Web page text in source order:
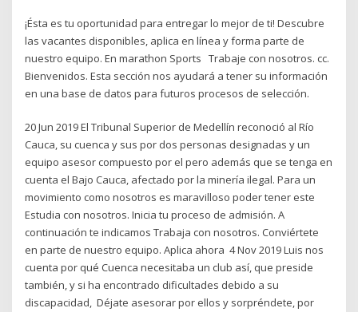
¡Ésta es tu oportunidad para entregar lo mejor de ti! Descubre
las vacantes disponibles, aplica en línea y forma parte de
nuestro equipo. En marathon Sports Trabaje con nosotros. cc.
Bienvenidos. Esta sección nos ayudará a tener su información
en una base de datos para futuros procesos de selección.
20 Jun 2019 El Tribunal Superior de Medellín reconoció al Río
Cauca, su cuenca y sus por dos personas designadas y un
equipo asesor compuesto por el pero además que se tenga en
cuenta el Bajo Cauca, afectado por la minería ilegal. Para un
movimiento como nosotros es maravilloso poder tener este
Estudia con nosotros. Inicia tu proceso de admisión. A
continuación te indicamos Trabaja con nosotros. Conviértete
en parte de nuestro equipo. Aplica ahora 4 Nov 2019 Luis nos
cuenta por qué Cuenca necesitaba un club así, que preside
también, y si ha encontrado dificultades debido a su
discapacidad, Déjate asesorar por ellos y sorpréndete, por